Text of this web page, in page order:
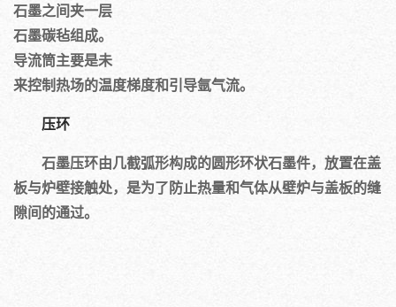
石墨之间夹一层
石墨碳毡组成。
导流筒主要是未
来控制热场的温度梯度和引导氩气流。
压环
石墨压环由几截弧形构成的圆形环状石墨件，放置在盖
板与炉壁接触处，是为了防止热量和气体从壁炉与盖板的缝
隙间的通过。